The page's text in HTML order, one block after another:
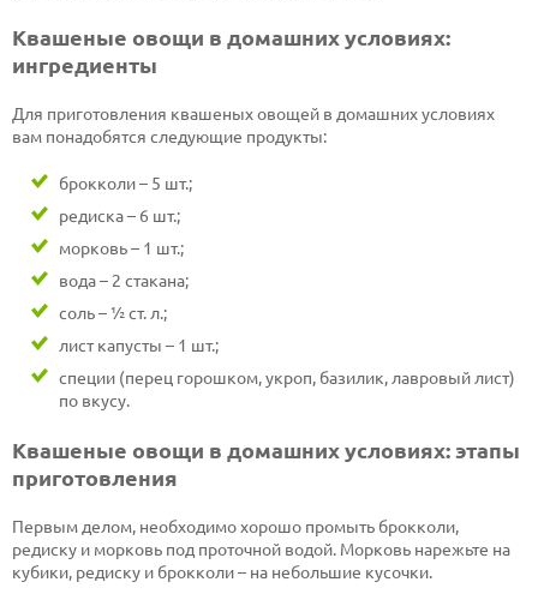
Квашеные овощи в домашних условиях:
ингредиенты
Для приготовления квашеных овощей в домашних условиях
вам понадобятся следующие продукты:
брокколи – 5 шт.;
редиска – 6 шт.;
морковь – 1 шт.;
вода – 2 стакана;
соль – ½ ст. л.;
лист капусты – 1 шт.;
специи (перец горошком, укроп, базилик, лавровый лист)
по вкусу.
Квашеные овощи в домашних условиях: этапы
приготовления
Первым делом, необходимо хорошо промыть брокколи,
редиску и морковь под проточной водой. Морковь нарежьте на
кубики, редиску и брокколи – на небольшие кусочки.